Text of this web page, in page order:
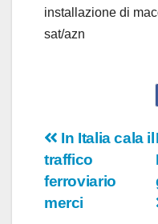
installazione di
sat/azn
articoli
In Italia cala il
traffico
ferroviario
merci